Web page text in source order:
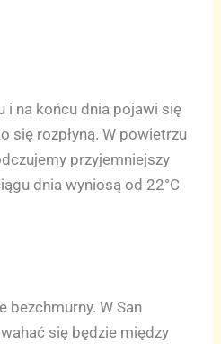
i na końcu dnia pojawi się
się rozpłyną. W powietrzu
przyjemniejszy
dnia wyniosą od 22°C
bezchmurny. W San
się będzie między